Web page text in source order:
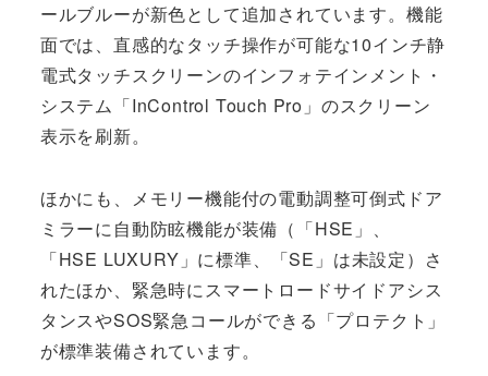
ールブルーが新色として追加されています。機能
面では、直感的なタッチ操作が可能な10インチ静
電式タッチスクリーンのインフォテインメント・
システム「InControl Touch Pro」のスクリーン
表示を刷新。
ほかにも、メモリー機能付の電動調整可倒式ドア
ミラーに自動防眩機能が装備（「HSE」、
「HSE LUXURY」に標準、「SE」は未設定）さ
れたほか、緊急時にスマートロードサイドアシス
タンスやSOS緊急コールができる「プロテクト」
が標準装備されています。